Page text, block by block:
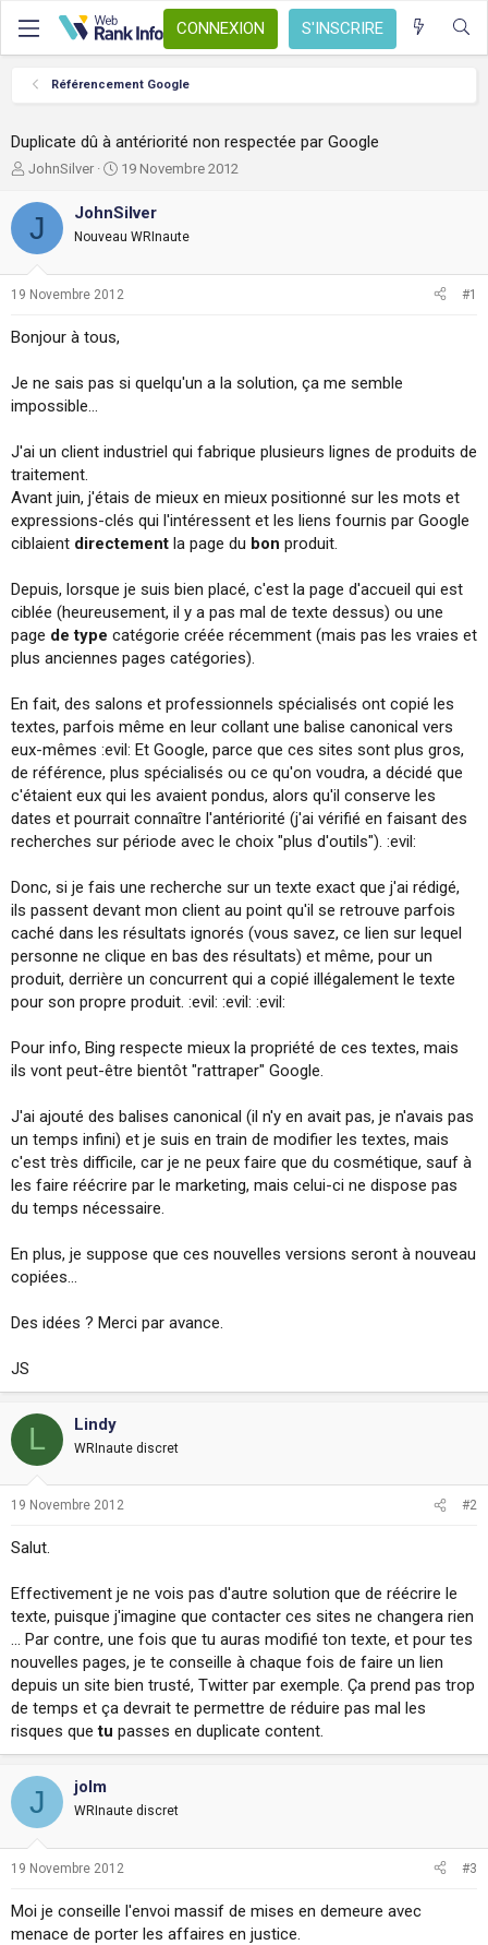
CONNEXION S'INSCRIRE
Référencement Google
Duplicate dû à antériorité non respectée par Google
A
t
d
a
s
u
s
s
i
o
n
JohnSilver
D
t
d
d
19 Novembre 2012
J JohnSilver
Nouveau WRInaute
19 Novembre 2012 #1
Bonjour à tous,
Je ne sais pas si quelqu'un a la solution, ça me semble
impossible...
J'ai un client industriel qui fabrique plusieurs lignes de produits de
traitement.
Avant juin, j'étais de mieux en mieux positionné sur les mots et
expressions-clés qui l'intéressent et les liens fournis par Google
ciblaient directement la page du bon produit.
Depuis, lorsque je suis bien placé, c'est la page d'accueil qui est
ciblée (heureusement, il y a pas mal de texte dessus) ou une
page de type catégorie créée récemment (mais pas les vraies et
plus anciennes pages catégories).
En fait, des salons et professionnels spécialisés ont copié les
textes, parfois même en leur collant une balise canonical vers
eux-mêmes :evil: Et Google, parce que ces sites sont plus gros,
de référence, plus spécialisés ou ce qu'on voudra, a décidé que
c'étaient eux qui les avaient pondus, alors qu'il conserve les
dates et pourrait connaître l'antériorité (j'ai vérifié en faisant des
recherches sur période avec le choix "plus d'outils"). :evil:
Donc, si je fais une recherche sur un texte exact que j'ai rédigé,
ils passent devant mon client au point qu'il se retrouve parfois
caché dans les résultats ignorés (vous savez, ce lien sur lequel
personne ne clique en bas des résultats) et même, pour un
produit, derrière un concurrent qui a copié illégalement le texte
pour son propre produit. :evil: :evil: :evil:
Pour info, Bing respecte mieux la propriété de ces textes, mais
ils vont peut-être bientôt "rattraper" Google.
J'ai ajouté des balises canonical (il n'y en avait pas, je n'avais pas
un temps infini) et je suis en train de modifier les textes, mais
c'est très difficile, car je ne peux faire que du cosmétique, sauf à
les faire réécrire par le marketing, mais celui-ci ne dispose pas
du temps nécessaire.
En plus, je suppose que ces nouvelles versions seront à nouveau
copiées...
Des idées ? Merci par avance.
JS
L Lindy
WRInaute discret
19 Novembre 2012 #2
Salut.
Effectivement je ne vois pas d'autre solution que de réécrire le
texte, puisque j'imagine que contacter ces sites ne changera rien
... Par contre, une fois que tu auras modifié ton texte, et pour tes
nouvelles pages, je te conseille à chaque fois de faire un lien
depuis un site bien trusté, Twitter par exemple. Ça prend pas trop
de temps et ça devrait te permettre de réduire pas mal les
risques quetu passes en duplicate content.
J jolm
WRInaute discret
19 Novembre 2012 #3
Moi je conseille l'envoi massif de mises en demeure avec
menace de porter les affaires en justice.